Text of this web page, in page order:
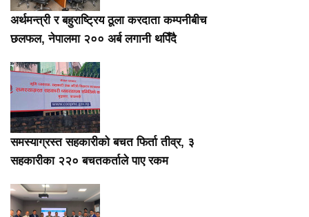
अर्थमन्त्री र बहुराष्ट्रिय ठूला करदाता कम्पनीबीच
छलफल, नेपालमा २०० अर्ब लगानी थपिँदै
समस्याग्रस्त सहकारीको बचत फिर्ता तीव्र, ३
सहकारीका २२० बचतकर्ताले पाए रकम